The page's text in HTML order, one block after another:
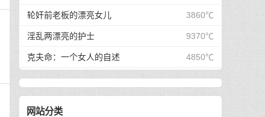
3860℃
轮奸前老板的漂亮女儿
9370℃
淫乱两漂亮的护士
4850℃
克夫命：一个女人的自述
网站分类